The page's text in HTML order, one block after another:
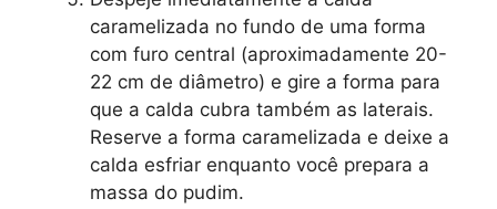
caramelizada no fundo de uma forma
com furo central (aproximadamente 20-
22 cm de diâmetro) e gire a forma para
que a calda cubra também as laterais.
Reserve a forma caramelizada e deixe a
calda esfriar enquanto você prepara a
massa do pudim.